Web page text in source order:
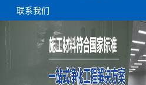
联系我们